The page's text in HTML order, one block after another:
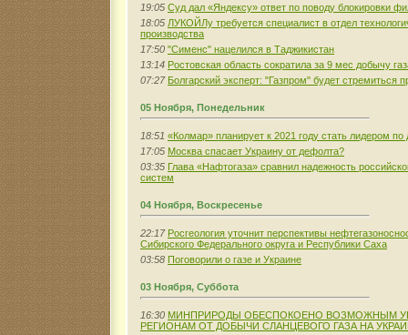
19:05 Суд дал «Яндексу» ответ по поводу блокировки
18:05 ЛУКОЙЛу требуется специалист в отдел
производства
17:50 "Сименс" нацелился в Таджикистан
13:14 Ростовская область сократила за 9 мес добычу
07:27 Болгарский эксперт: "Газпром" будет стремиться
05 Ноября, Понедельник
18:51 «Колмар» планирует к 2021 году стать лидером
17:05 Москва спасает Украину от дефолта?
03:35 Глава «Нафтогаза» сравнил надежность
систем
04 Ноября, Воскресенье
22:17 Росгеология уточнит перспективы
Сибирского Федерального округа и Республики Саха
03:58 Поговорили о газе и Украине
03 Ноября, Суббота
16:30 МИНПРИРОДЫ ОБЕСПОКОЕНО ВОЗМОЖНЫМ
РЕГИОНАМ ОТ ДОБЫЧИ СЛАНЦЕВОГО ГАЗА НА